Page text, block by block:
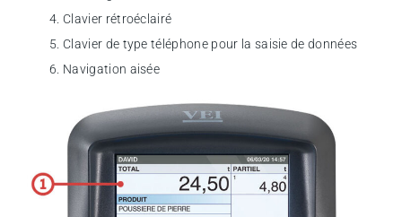
Clavier rétroéclairé
Clavier de type téléphone pour la saisie de données
Navigation aisée